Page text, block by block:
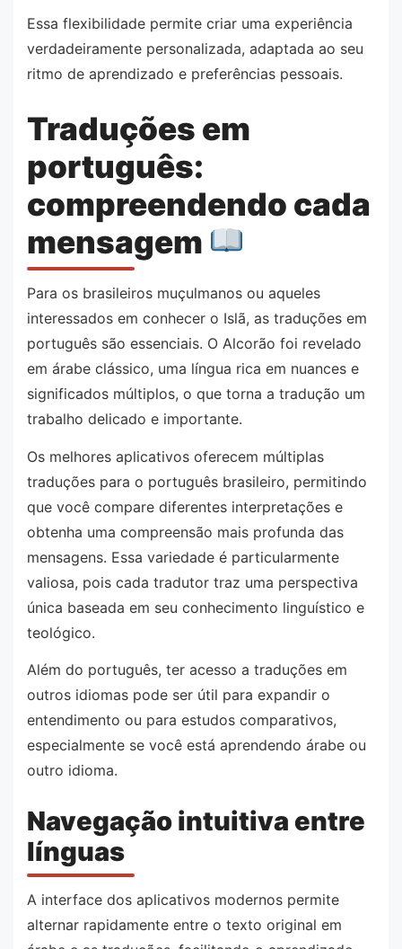
Essa flexibilidade permite criar uma experiência
verdadeiramente personalizada, adaptada ao seu
ritmo de aprendizado e preferências pessoais.
Traduções em
português:
compreendendo cada
mensagem
Para os brasileiros muçulmanos ou aqueles
interessados em conhecer o Islã, as traduções em
português são essenciais. O Alcorão foi revelado
em árabe clássico, uma língua rica em nuances e
significados múltiplos, o que torna a tradução um
trabalho delicado e importante.
Os melhores aplicativos oferecem múltiplas
traduções para o português brasileiro, permitindo
que você compare diferentes interpretações e
obtenha uma compreensão mais profunda das
mensagens. Essa variedade é particularmente
valiosa, pois cada tradutor traz uma perspectiva
única baseada em seu conhecimento linguístico e
teológico.
Além do português, ter acesso a traduções em
outros idiomas pode ser útil para expandir o
entendimento ou para estudos comparativos,
especialmente se você está aprendendo árabe ou
outro idioma.
Navegação intuitiva entre
línguas
A interface dos aplicativos modernos permite
alternar rapidamente entre o texto original em